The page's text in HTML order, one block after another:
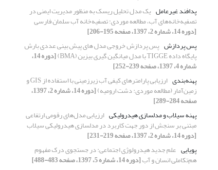
پدافند غیرعامل یک مدل تحلیل ریسک به منظور مدیریت ایمنی در
تصفیه‌خانه‌های آب، مطالعه موردی: تصفیه‌خانه آب سلمان فارسی
[دوره 14، شماره 2، 1397، صفحه 195-206]
پس پردازش پس پردازش خروجی مدل های پیش بینی عددی بارش
پایگاه داده TIGGE با مدل میانگین گیری بیزین (BMA) [دوره 14،
شماره 4، 1397، صفحه 239-252]
پهنه‌بندی
ارزیابی پارامترهای کیفی آب زیرزمینی با استفاده از GIS و
زمین‌آمار (مطالعه موردی: دشت ارومیه) [دوره 14، شماره 2، 1397،
صفحه 284-289]
پهنه سیلاب و مدلسازی هیدرولیکی ارزیابی مدل‌های رقومی ارتفاعی
مبتنی بر سنجش از دور جهت کاربرد در مدلسازی هیدرولیکی سیلاب
[دوره 14، شماره 2، 1397، صفحه 219-231]
پویایی علم جدید هیدرولوژی اجتماعی: در جستجوی درک مفهوم
هم‌تکاملی انسان و آب[دوره 14، شماره 5، 1397، صفحه 483-488]